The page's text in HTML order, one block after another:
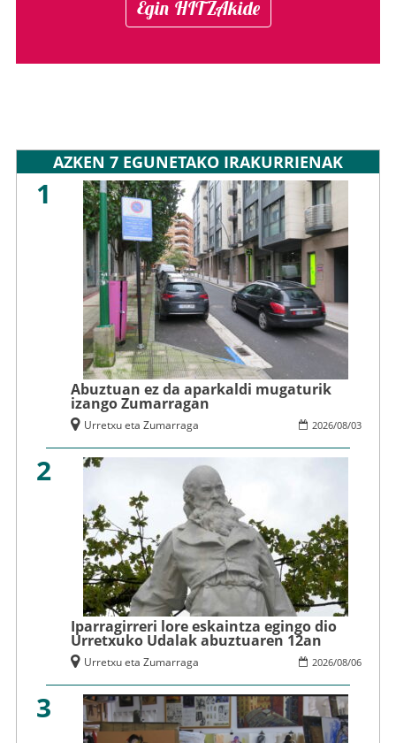
Egin HITZAkide
AZKEN 7 EGUNETAKO IRAKURRIENAK
1
Abuztuan ez da aparkaldi mugaturik
izango Zumarragan
2026/08/03
Urretxu eta Zumarraga
2
Iparragirreri lore eskaintza egingo dio
Urretxuko Udalak abuztuaren 12an
2026/08/06
Urretxu eta Zumarraga
3